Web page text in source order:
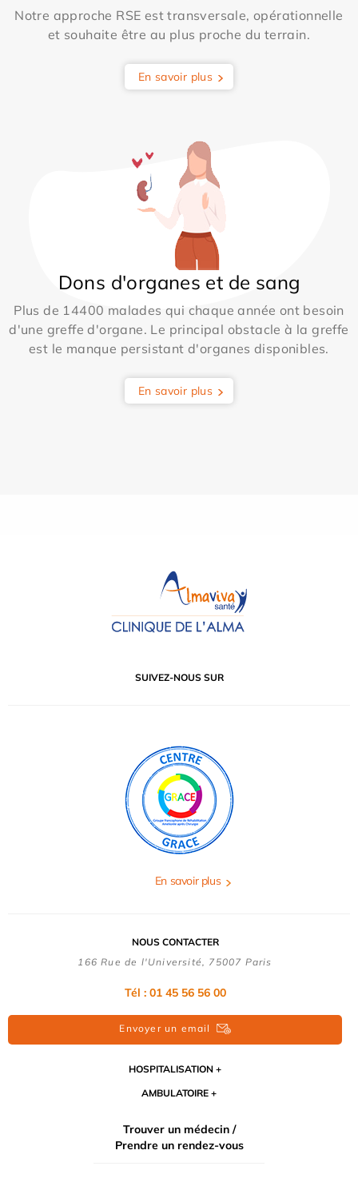
Notre approche RSE est transversale, opérationnelle
et souhaite être au plus proche du terrain.
En savoir plus
Dons d'organes et de sang
Plus de 14400 malades qui chaque année ont besoin
d'une greffe d'organe. Le principal obstacle à la greffe
est le manque persistant d'organes disponibles.
En savoir plus
SUIVEZ-NOUS SUR
En savoir plus
NOUS CONTACTER
166 Rue de l'Université, 75007 Paris
Tél : 01 45 56 56 00
Envoyer un email
HOSPITALISATION
AMBULATOIRE
Trouver un médecin /
Prendre un rendez-vous